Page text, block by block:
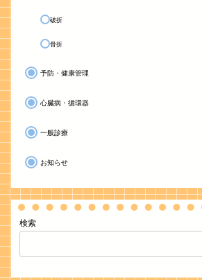
破折
骨折
予防・健康管理
心臓病・循環器
一般診療
お知らせ
検索